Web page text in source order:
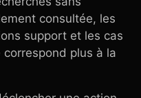
consultée, les
support et les cas
plus à la